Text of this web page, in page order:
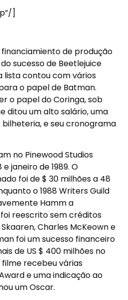
]
de produção
sucesso de Beetlejuice
lista contou com vários
o papel de Batman.
o papel do Coringa, sob
ditou um alto salário, uma
e seu cronograma
no Pinewood Studios
janeiro de 1989. O
foi de $ 30 milhões a 48
o 1988 Writers Guild
Hamm a
reescrito sem créditos
Charles McKeown e
foi um sucesso financeiro
de US $ 400 milhões no
recebeu várias
e uma indicação ao
um Oscar.